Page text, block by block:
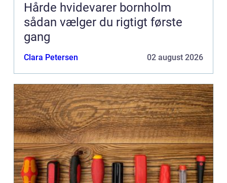
Hårde hvidevarer bornholm
sådan vælger du rigtigt første
gang
Clara Petersen 02 august 2026